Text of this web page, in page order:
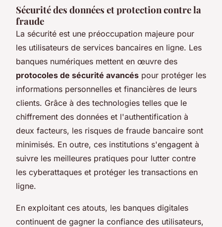
Sécurité des données et protection contre la
fraude
La sécurité est une préoccupation majeure pour
les utilisateurs de services bancaires en ligne. Les
banques numériques mettent en œuvre des
protocoles de sécurité avancés pour protéger les
informations personnelles et financières de leurs
clients. Grâce à des technologies telles que le
chiffrement des données et l'authentification à
deux facteurs, les risques de fraude bancaire sont
minimisés. En outre, ces institutions s'engagent à
suivre les meilleures pratiques pour lutter contre
les cyberattaques et protéger les transactions en
ligne.
En exploitant ces atouts, les banques digitales
continuent de gagner la confiance des utilisateurs,